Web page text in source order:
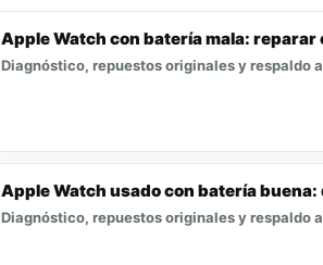
Apple Watch con batería mala: reparar
Diagnóstico, repuestos originales y respaldo
Apple Watch usado con batería
Diagnóstico, repuestos originales y respaldo